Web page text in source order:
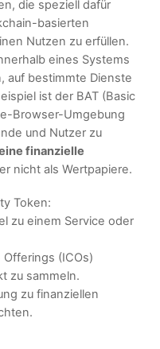
die speziell dafür
basierten
Nutzen zu erfüllen.
eines Systems
auf bestimmte Dienste
ist der BAT (Basic
Browser-Umgebung
und Nutzer zu
finanzielle
nicht als Wertpapiere.
Token:
zu einem Service oder
(ICOs)
zu sammeln.
zu finanziellen